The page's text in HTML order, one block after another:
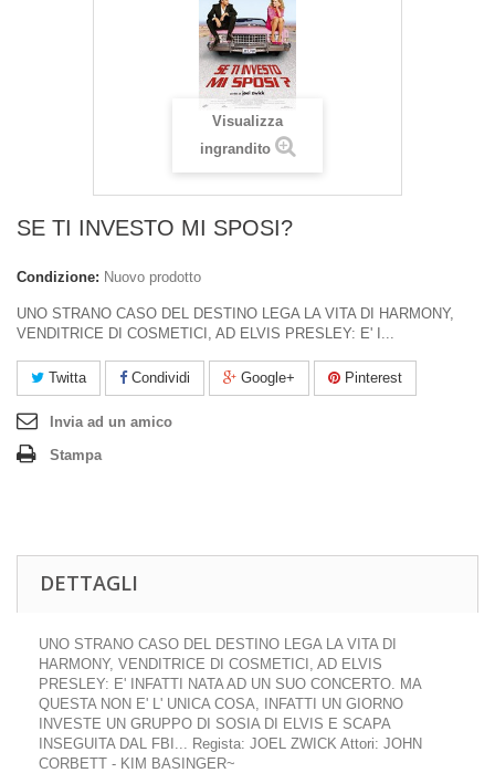
Visualizza
ingrandito
SE TI INVESTO MI SPOSI?
Condizione: Nuovo prodotto
UNO STRANO CASO DEL DESTINO LEGA LA VITA DI HARMONY,
VENDITRICE DI COSMETICI, AD ELVIS PRESLEY: E' I...
Twitta Condividi Google+ Pinterest
Invia ad un amico
Stampa
DETTAGLI
UNO STRANO CASO DEL DESTINO LEGA LA VITA DI
HARMONY, VENDITRICE DI COSMETICI, AD ELVIS
PRESLEY: E' INFATTI NATA AD UN SUO CONCERTO. MA
QUESTA NON E' L' UNICA COSA, INFATTI UN GIORNO
INVESTE UN GRUPPO DI SOSIA DI ELVIS E SCAPA
INSEGUITA DAL FBI... Regista: JOEL ZWICK Attori: JOHN
CORBETT - KIM BASINGER~